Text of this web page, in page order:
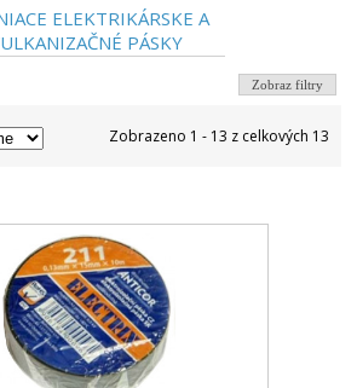
ELEKTRIKÁRSKE A
PÁSKY
Zobraz filtry
Zobrazeno 1 - 13 z celkových 13